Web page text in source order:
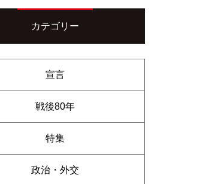
カテゴリー
宣言
戦後80年
特集
政治・外交